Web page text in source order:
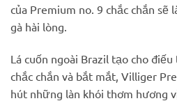
của Premium no. 9 chắc chắn
gà hài lòng.
Lá cuốn ngoài Brazil tạo cho
chắc chắn và bắt mắt, Villiger
hút những làn khói thơm hương